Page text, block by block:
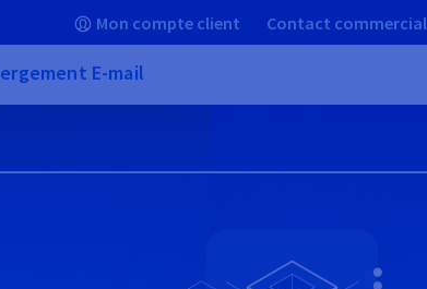
Mon compte client Contact commercial
E-mail